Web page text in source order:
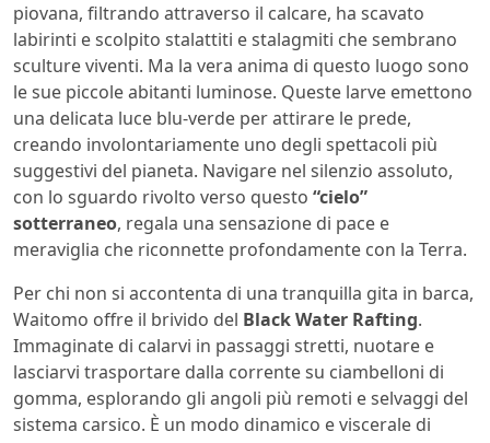
piovana, filtrando attraverso il calcare, ha scavato
labirinti e scolpito stalattiti e stalagmiti che sembrano
sculture viventi. Ma la vera anima di questo luogo sono
le sue piccole abitanti luminose. Queste larve emettono
una delicata luce blu-verde per attirare le prede,
creando involontariamente uno degli spettacoli più
suggestivi del pianeta. Navigare nel silenzio assoluto,
con lo sguardo rivolto verso questo “cielo”
sotterraneo, regala una sensazione di pace e
meraviglia che riconnette profondamente con la Terra.
Per chi non si accontenta di una tranquilla gita in barca,
Waitomo offre il brivido del Black Water Rafting.
Immaginate di calarvi in passaggi stretti, nuotare e
lasciarvi trasportare dalla corrente su ciambelloni di
gomma, esplorando gli angoli più remoti e selvaggi del
sistema carsico. È un modo dinamico e viscerale di